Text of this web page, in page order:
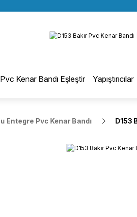
BÜTÜN ALIŞVERİŞLERİNİZDE
KREDİ KARTINA 6 TAKSİT
Pvc Kenar Bandı Eşleştir Yapıştırıcılar
Entegre Pvc Kenar Bandı D153
Eğri Kenar Hotmelt Tutkalı